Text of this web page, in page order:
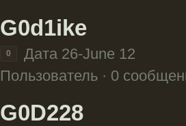
G0d1ike
0
Дата 26-June 12
Пользователь · 0
G0D228